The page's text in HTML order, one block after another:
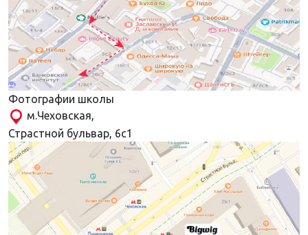
Фотографии школы
м.Чеховская,
Страстной бульвар, 6с1